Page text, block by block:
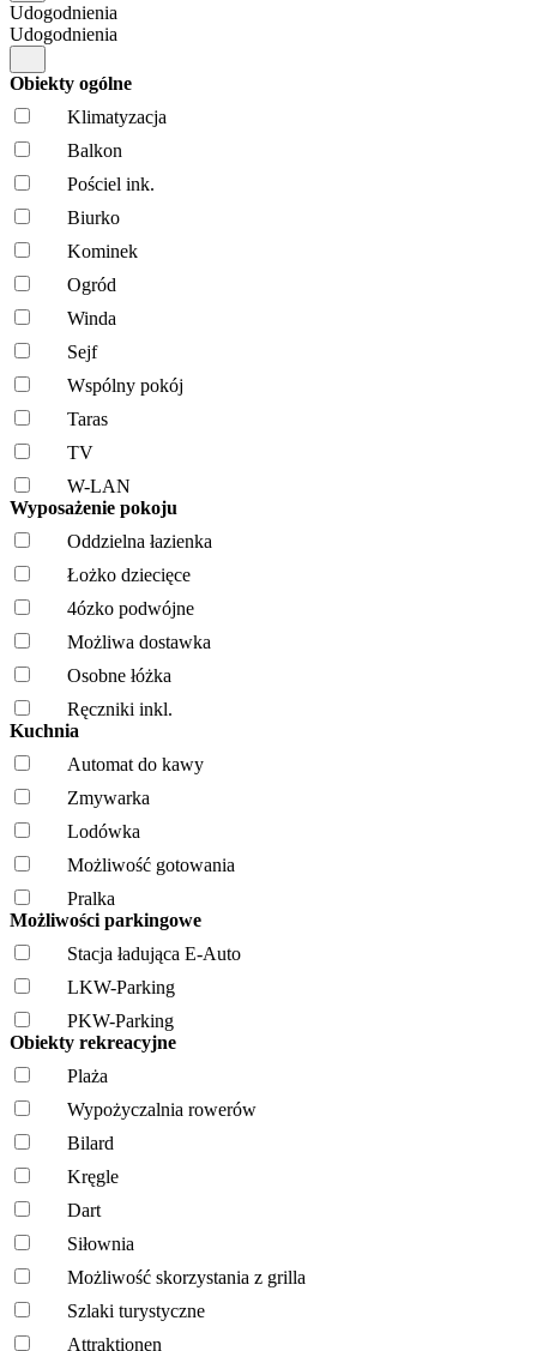
Udogodnienia
Udogodnienia
Obiekty ogólne
Klimatyzacja
Balkon
Pościel ink.
Biurko
Kominek
Ogród
Winda
Sejf
Wspólny pokój
Taras
TV
W-LAN
Wyposażenie pokoju
Oddzielna łazienka
Łożko dziecięce
4ózko podwójne
Możliwa dostawka
Osobne łóżka
Ręczniki inkl.
Kuchnia
Automat do kawy
Zmywarka
Lodówka
Możliwość gotowania
Pralka
Możliwości parkingowe
Stacja ładująca E-Auto
LKW-Parking
PKW-Parking
Obiekty rekreacyjne
Plaża
Wypożyczalnia rowerów
Bilard
Kręgle
Dart
Siłownia
Możliwość skorzystania z grilla
Szlaki turystyczne
Attraktionen